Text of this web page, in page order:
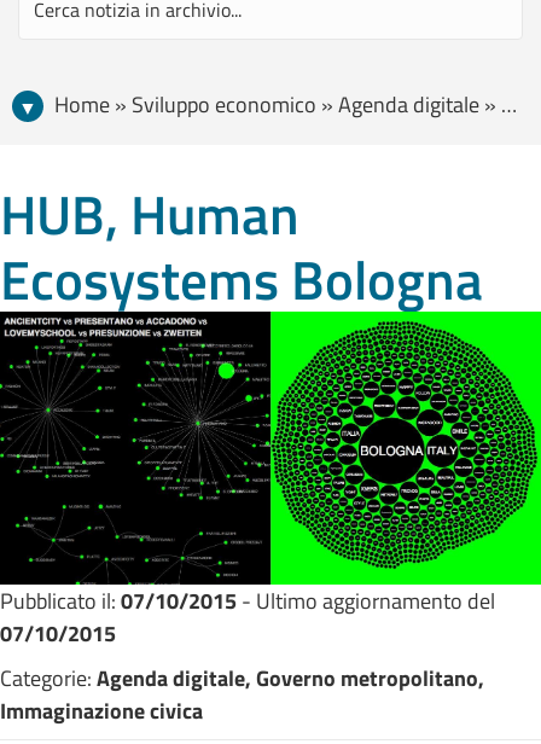
Home » Sviluppo economico » Agenda digitale » HUB, Human Ecosystems Bologna
HUB, Human
Ecosystems Bologna
Pubblicato il:07/10/2015- Ultimo aggiornamento del
07/10/2015
Categorie:Agenda digitale, Governo metropolitano,
Immaginazione civica